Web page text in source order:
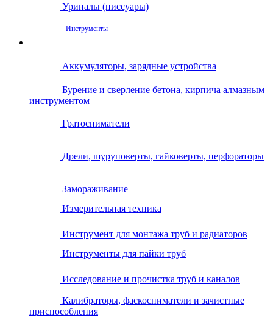
Уриналы (писсуары)
Инструменты
Аккумуляторы, зарядные устройства
Бурение и сверление бетона, кирпича алмазным
инструментом
Гратосниматели
Дрели, шуруповерты, гайковерты, перфораторы
Замораживание
Измерительная техника
Инструмент для монтажа труб и радиаторов
Инструменты для пайки труб
Исследование и прочистка труб и каналов
Калибраторы, фаскосниматели и зачистные
приспособления